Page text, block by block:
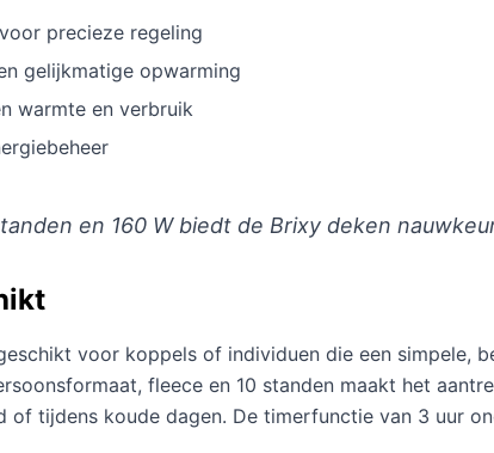
precieze regeling
gelijkmatige opwarming
warmte en verbruik
en 160 W biedt de Brixy deken
voor koppels of individuen die een simpele,
fleece en 10 standen maakt het
of tijdens koude dagen. De timerfunctie van 3 uur